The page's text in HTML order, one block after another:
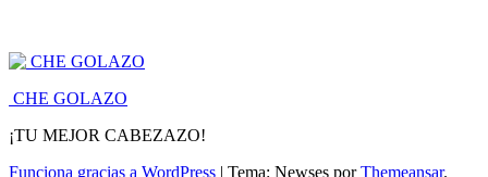
CHE GOLAZO
¡TU MEJOR CABEZAZO!
Funciona gracias a WordPress | Tema: Newses porThemeansar.